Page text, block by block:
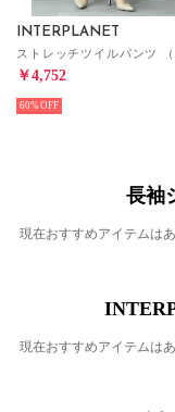
INTERPLANET
￥4,752
60%
長袖
現在おすすめアイテムはあ
現在おすすめアイテムはあ